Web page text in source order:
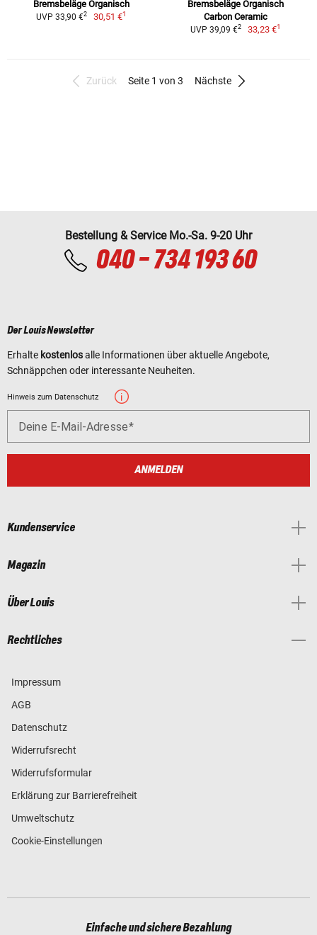
Bremsbeläge Organisch
UVP 33,90 €2 30,51 €1
Bremsbeläge Organisch
Carbon Ceramic
UVP 39,09 €2 33,23 €1
Zurück Seite 1 von 3 Nächste
Bestellung & Service Mo.-Sa. 9-20 Uhr
040 - 734 193 60
Der Louis Newsletter
Erhalte kostenlosalle Informationen über aktuelle Angebote,
Schnäppchen oder interessante Neuheiten.
Hinweis zum Datenschutz
Deine E-Mail-Adresse
ANMELDEN
Kundenservice
Magazin
Über Louis
Rechtliches
Impressum
AGB
Datenschutz
Widerrufsrecht
Widerrufsformular
Erklärung zur Barrierefreiheit
Umweltschutz
Cookie-Einstellungen
Einfache und sichere Bezahlung